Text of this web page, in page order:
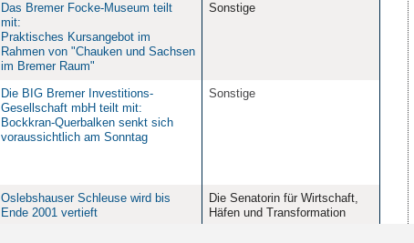
Das Bremer Focke-Museum teilt
mit:
Praktisches Kursangebot im
Rahmen von "Chauken und Sachsen
im Bremer Raum"
Sonstige
Die BIG Bremer Investitions-
Gesellschaft mbH teilt mit:
Bockkran-Querbalken senkt sich
voraussichtlich am Sonntag
Sonstige
Oslebshauser Schleuse wird bis
Ende 2001 vertieft
Die Senatorin für Wirtschaft,
Häfen und Transformation